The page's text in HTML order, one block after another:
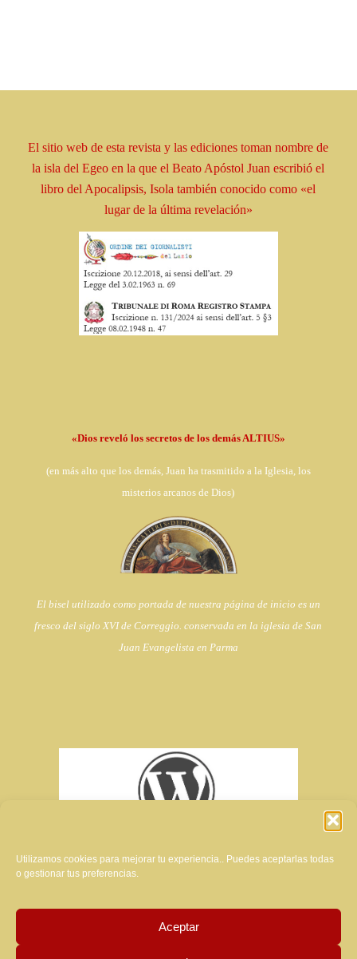
Utilizamos cookies para mejorar tu experiencia.. Puedes aceptarlas todas
o gestionar tus preferencias.
Aceptar
El sitio web de esta revista y las ediciones tomannombrede
la isla del Egeo en la que el Beato ApóstolJuan escribió el
librodel Apocalipsis, Isolatambién conocido como «el
lugar de la última revelación»
«Dios reveló los secretos de los demás ALTIUS»
(en más alto que los demás, Juan ha trasmitido a la Iglesia, los
misterios arcanos de Dios)
El bisel utilizado como portada de nuestra página de inicio es un
fresco del siglo XVI de Correggio. conservada en la iglesia deSan
Juan Evangelista en Parma